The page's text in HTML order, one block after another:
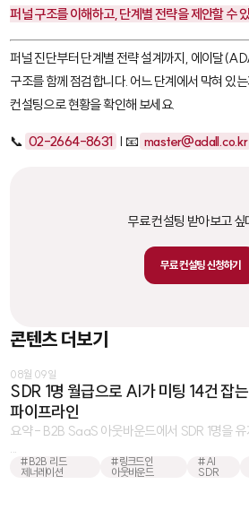
퍼널 구조를 이해하고, 단계별 전략을 제안할 수
퍼널 진단부터 단계별 전략 설계까지, 에이달
구조를 함께 점검합니다. 어느 단계에서 막혀 있
컨설팅으로 현황을 확인해 보세요.
📞 02-2664-8631 | 📧 master@adall.co.kr
무료 컨설팅 받아보고 싶
무료 컨설팅 신청하기
콘텐츠 더보기
08월 09일
SDR 1명 월급으로 AI가 미팅 14건 잡
파이프라인
요약 - B2B SaaS 아웃바운드에서 SDR 1명을 유
#B2B 리드
제너레이션
#링크드인
아웃바운드
#AI
SDR